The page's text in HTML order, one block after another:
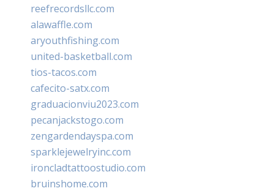
reefrecordsllc.com
alawaffle.com
aryouthfishing.com
united-basketball.com
tios-tacos.com
cafecito-satx.com
graduacionviu2023.com
pecanjackstogo.com
zengardendayspa.com
sparklejewelryinc.com
ironcladtattoostudio.com
bruinshome.com